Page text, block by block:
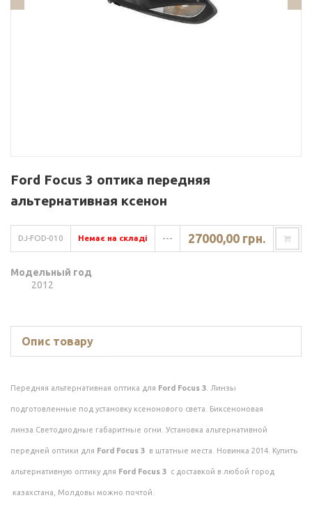
Ford Focus 3 оптика передняя
альтернативная ксенон
DJ-FOD-010 Немає на складі --- 27000,00 грн.
Модельный год
2012
Опис товару
Передняя альтернативная оптика для Ford Focus 3 . Линзы
подготовленные под установку ксенонового света. Биксеноновая
линза.Светодиодные габаритные огни. Установка альтернативной
передней оптики для Ford Focus 3 в штатные места. Новинка 2014. Купить
альтернативную оптику для Ford Focus 3 с доставкой в любой город
казахстана, Молдовы можно почтой.